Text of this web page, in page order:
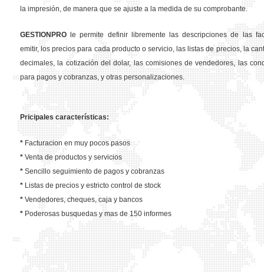
la impresión, de manera que se ajuste a la medida de su comprobante.
GESTION PRO le permite definir libremente las descripciones de las
emitir, los precios para cada producto o servicio, las listas de precios, la
decimales, la cotización del dolar, las comisiones de vendedores, las
para pagos y cobranzas, y otras personalizaciones.
Pricipales características:
* Facturacion en muy pocos pasos
* Venta de productos y servicios
* Sencillo seguimiento de pagos y cobranzas
* Listas de precios y estricto control de stock
* Vendedores, cheques, caja y bancos
* Poderosas busquedas y mas de 150 informes